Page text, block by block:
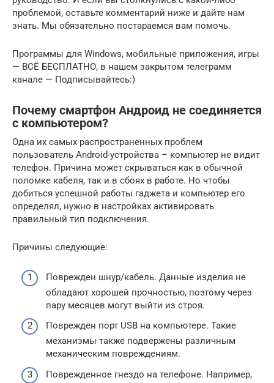
проблемой, оставьте комментарий ниже и дайте нам
знать. Мы обязательно постараемся вам помочь.
Программы для Windows, мобильные приложения, игры
— ВСЁ БЕСПЛАТНО, в нашем закрытом телеграмм
канале — Подписывайтесь:)
Почему смартфон Андроид не соединяется
с компьютером?
Одна их самых распространенных проблем
пользователь Android-устройства – компьютер не видит
телефон. Причина может скрываться как в обычной
поломке кабеля, так и в сбоях в работе. Но чтобы
добиться успешной работы гаджета и компьютер его
определял, нужно в настройках активировать
правильный тип подключения.
Причины следующие:
Поврежден шнур/кабель. Данные изделия не
обладают хорошей прочностью, поэтому через
пару месяцев могут выйти из строя.
Поврежден порт USB на компьютере. Такие
механизмы также подвержены различным
механическим повреждениям.
Поврежденное гнездо на телефоне. Например,